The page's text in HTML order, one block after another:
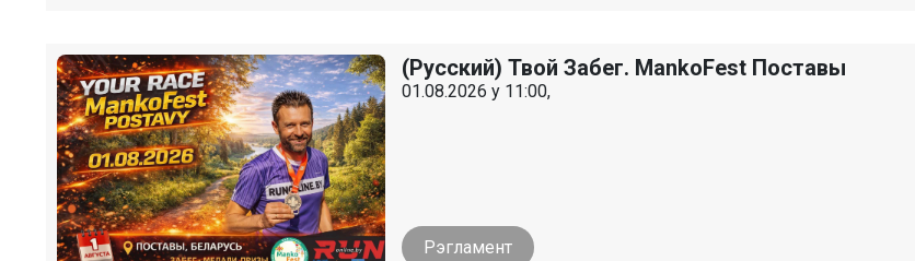
(Русский) Твой Забег. MankoFest Поставы
01.08.2026 у 11:00,
Рэгламент